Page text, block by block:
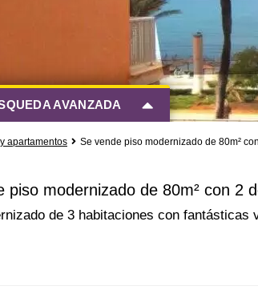
AVANZADA
acciones
de búsqueda
apartamentos Se vende piso modernizado de 80m²
piso modernizado de 80m² con 2
de 3 habitaciones con fantásticas